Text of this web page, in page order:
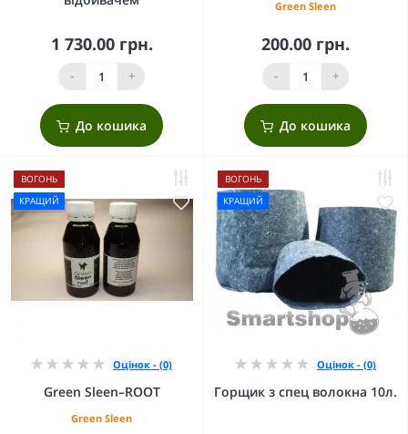
1 730.00 грн.
- +
До кошика
Green Sleen
200.00 грн.
- +
До кошика
ВОГОНЬ
КРАЩИЙ
Оцінок - (0)
Green Sleen–ROOT
Green Sleen
ВОГОНЬ
КРАЩИЙ
Оцінок - (0)
Горщик з спец волокна 10л.